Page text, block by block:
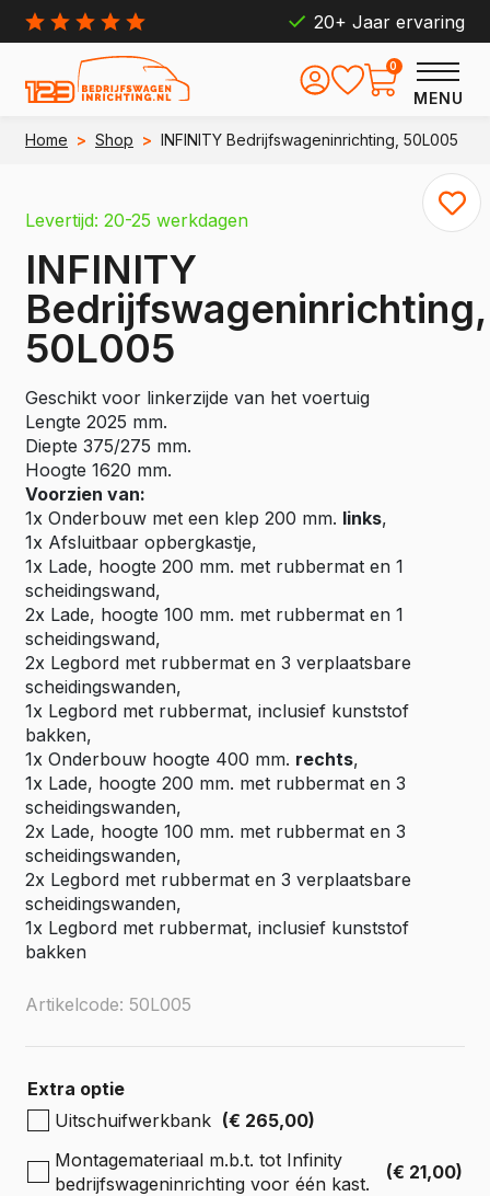
20+ Jaar ervaring
MENU
0
Home > Shop > INFINITY Bedrijfswageninrichting, 50L005
Levertijd: 20-25 werkdagen
INFINITY
Bedrijfswageninrichting,
50L005
Geschikt voor linkerzijde van het voertuig
Lengte 2025 mm.
Diepte 375/275 mm.
Hoogte 1620 mm.
Voorzien van:
1x Onderbouw met een klep 200 mm. links,
1x Afsluitbaar opbergkastje,
1x Lade, hoogte 200 mm. met rubbermat en 1
scheidingswand,
2x Lade, hoogte 100 mm. met rubbermat en 1
scheidingswand,
2x Legbord met rubbermat en 3 verplaatsbare
scheidingswanden,
1x Legbord met rubbermat, inclusief kunststof
bakken,
1x Onderbouw hoogte 400 mm. rechts,
1x Lade, hoogte 200 mm. met rubbermat en 3
scheidingswanden,
2x Lade, hoogte 100 mm. met rubbermat en 3
scheidingswanden,
2x Legbord met rubbermat en 3 verplaatsbare
scheidingswanden,
1x Legbord met rubbermat, inclusief kunststof
bakken
Artikelcode: 50L005
Extra optie
Uitschuifwerkbank (€ 265,00)
Montagemateriaal m.b.t. tot Infinity
bedrijfswageninrichting voor één kast.
(€ 21,00)